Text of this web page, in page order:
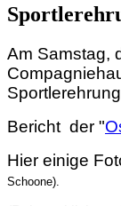
Am Samstag,
Bericht der "
Hier einige
Schoone).